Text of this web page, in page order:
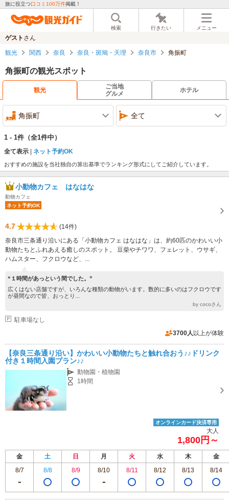
旅に役立つ口コミ100万件掲載！
検索 行きたい メニュー
ゲスト さん
観光 関西 奈良 奈良・斑鳩・天理 奈良市 角振町
角振町の観光スポット
観光
ご当地
グルメ
ホテル
角振町 全て
1 - 1件 （全1件中）
全て表示 ネット予約OK
おすすめの施設を当社独自の算出基準でランキング形式にしてご紹介しています。
小動物カフェ はなはな
動物カフェ
ネット予約OK
4.7
(14件)
奈良市三条通り沿いにある「小動物カフェ はなはな」は、約60匹のかわいい小
動物たちとふれあえる癒しのスポット。 豆柴やチワワ、フェレット、ウサギ、
ハムスター、フクロウなど、...
“１時間があっという間でした。”
広くはない店舗ですが、いろんな種類の動物がいます。数的に多いのはフクロウです
が昼間なので皆、おっとり...
by cocoさん
駐車場なし
3700人 以上が体験
【奈良三条通り沿い】かわいい小動物たちと触れ合おう♪♪ドリンク
付き１時間入園プラン♪♪
動物園・植物園
1時間
オンラインカード決済専用
大人
1,800円～
金 土 日 月 火 水 木
金
8/7
8/8 8/9 8/10 8/11 8/12 8/13 8/14